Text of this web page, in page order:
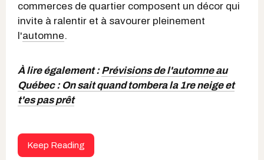
commerces de quartier composent un décor qui
invite à ralentir et à savourer pleinement
l'automne.
À lire également :Prévisions de l'automne au
Québec : On sait quand tombera la 1re neige et
t'es pas prêt
Keep Reading